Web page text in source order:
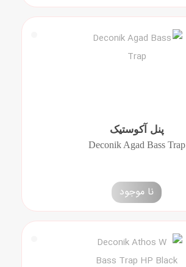
پنل آکوستیک
Deconik Agad Bass Trap
نا موجود